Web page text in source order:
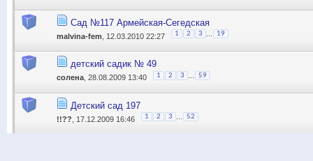
Сад №117 Армейская-Сегедская
malvina-fem , 12.03.2010 22:27 1 2 3 19
детский садик № 49
солена , 28.08.2009 13:40 1 2 3 59
Детский сад 197
!!?? , 17.12.2009 16:46 1 2 3 52